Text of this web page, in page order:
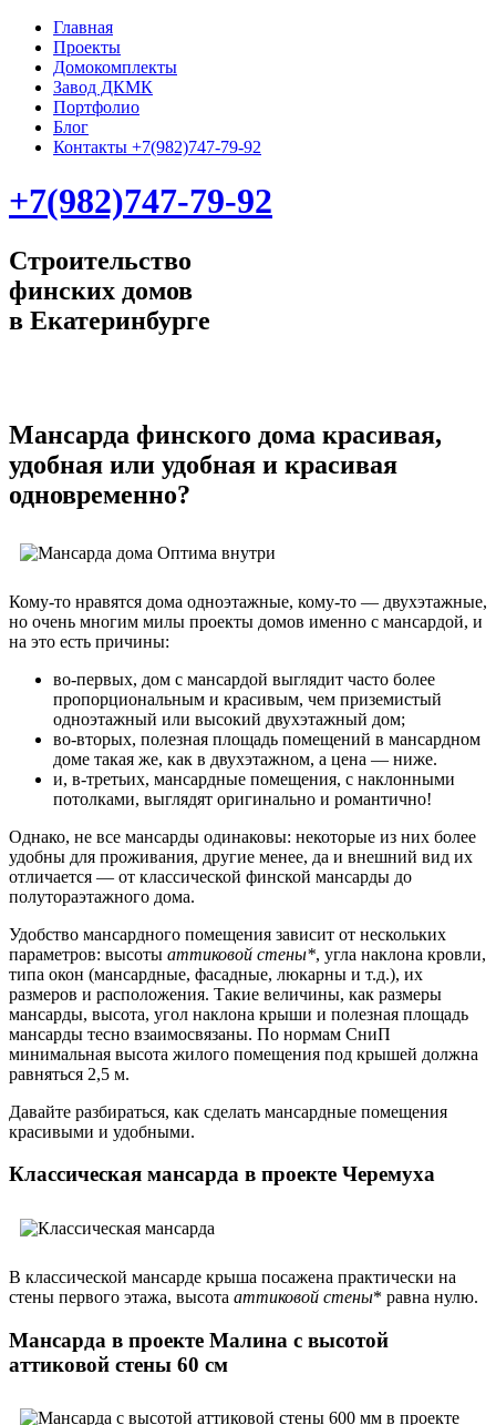
Главная
Проекты
Домокомплекты
Завод ДКМК
Портфолио
Блог
Контакты +7(982)747-79-92
+7(982)747-79-92
Строительство
финских домов
в Екатеринбурге
Мансарда финского дома красивая,
удобная или удобная и красивая
одновременно?
Кому-то нравятся дома одноэтажные, кому-то — двухэтажные,
но очень многим милы проекты домов именно с мансардой, и
на это есть причины:
во-первых, дом с мансардой выглядит часто более
пропорциональным и красивым, чем приземистый
одноэтажный или высокий двухэтажный дом;
во-вторых, полезная площадь помещений в мансардном
доме такая же, как в двухэтажном, а цена — ниже.
и, в-третьих, мансардные помещения, с наклонными
потолками, выглядят оригинально и романтично!
Однако, не все мансарды одинаковы: некоторые из них более
удобны для проживания, другие менее, да и внешний вид их
отличается — от классической финской мансарды до
полутораэтажного дома.
Удобство мансардного помещения зависит от нескольких
параметров: высоты аттиковой стены*, угла наклона кровли,
типа окон (мансардные, фасадные, люкарны и т.д.), их
размеров и расположения. Такие величины, как размеры
мансарды, высота, угол наклона крыши и полезная площадь
мансарды тесно взаимосвязаны. По нормам СниП
минимальная высота жилого помещения под крышей должна
равняться 2,5 м.
Давайте разбираться, как сделать мансардные помещения
красивыми и удобными.
Классическая мансарда в проекте Черемуха
В классической мансарде крыша посажена практически на
стены первого этажа, высота аттиковой стены* равна нулю.
Мансарда в проекте Малина с высотой
аттиковой стены 60 см